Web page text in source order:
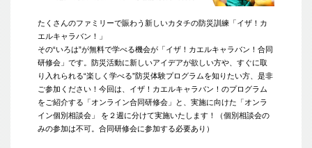
たくさんのファミリーで賑わう新しいカタチの防災訓練「イザ！カ
エルキャラバン！」
その“いろは”が無料で学べる機会が「イザ！カエルキャラバン！合同
研修会」です。防災活動に新しいアイデアが欲しい方や、すぐに取
り入れられる“楽しく学べる”防災体験プログラムを知りたい方、是非
ご参加ください！今回は、イザ！カエルキャラバン！のプログラム
をご紹介する「オンライン合同研修会」と、実施に向けた「オンラ
イン個別相談会」 を２週に分けて実施いたします！（個別相談会の
みの参加は不可。合同研修会に参加する必要あり）